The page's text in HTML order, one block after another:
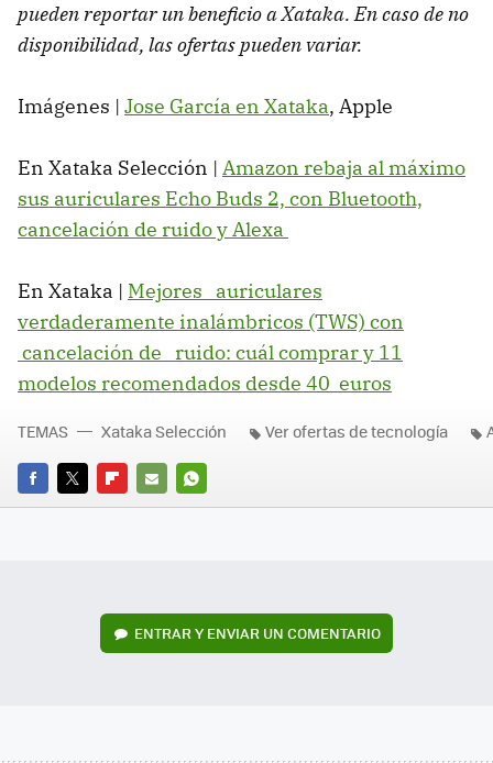
pueden reportar un beneficio a Xataka. En caso de no
disponibilidad, las ofertas pueden variar.
Imágenes | Jose García en Xataka, Apple
En Xataka Selección | Amazon rebaja al máximo
sus auriculares Echo Buds 2, con Bluetooth,
cancelación de ruido y Alexa
En Xataka | Mejores auriculares
verdaderamente inalámbricos (TWS) con
cancelación de ruido: cuál comprar y 11
modelos recomendados desde 40 euros
FACEBOOK
TWITTERFLIPBOARD
E-
WHATSAPP
TEMAS Xataka Selección Ver ofertas de tecnología
ENTRAR Y ENVIAR UN COMENTARIO